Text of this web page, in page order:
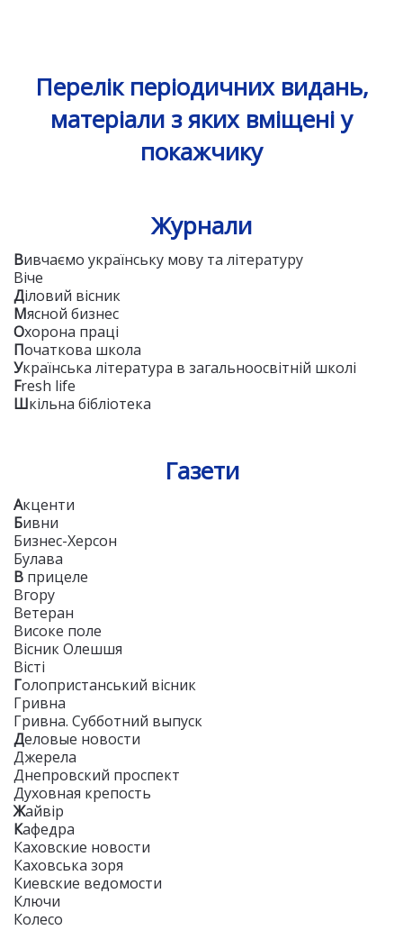
Перелік періодичних видань,
матеріали з яких вміщені у
покажчику
Журнали
Вивчаємо українську мову та літературу
Віче
Діловий вісник
Мясной бизнес
Охорона праці
Початкова школа
Українська література в загальноосвітній школі
Fresh life
Шкільна бібліотека
Газети
Акценти
Бивни
Бизнес-Херсон
Булава
В прицеле
Вгору
Ветеран
Високе поле
Вісник Олешшя
Вісті
Голопристанський вісник
Гривна
Гривна. Субботний выпуск
Деловые новости
Джерела
Днепровский проспект
Духовная крепость
Жайвір
Кафедра
Каховские новости
Каховська зоря
Киевские ведомости
Ключи
Колесо